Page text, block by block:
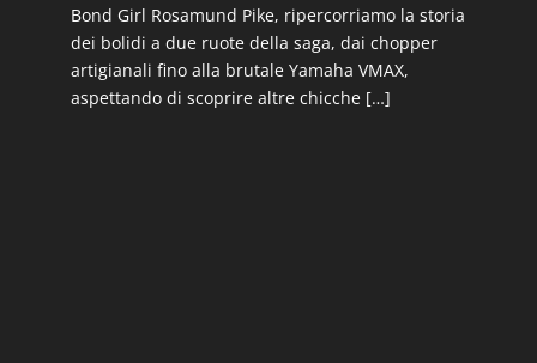
Bond Girl Rosamund Pike, ripercorriamo la storia
dei bolidi a due ruote della saga, dai chopper
artigianali fino alla brutale Yamaha VMAX,
aspettando di scoprire altre chicche […]